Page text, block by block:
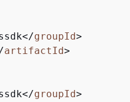
</groupId>
artifactId>
</groupId>